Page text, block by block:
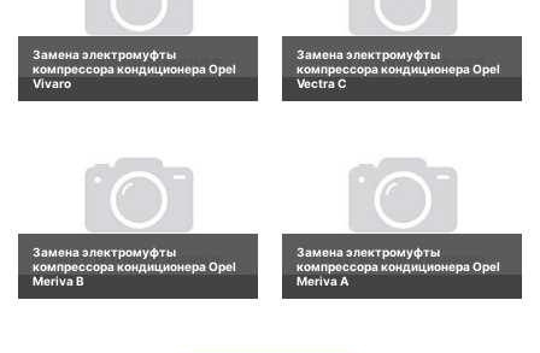
Замена электромуфты
компрессора кондиционера Opel
Vivaro
Замена электромуфты
компрессора кондиционера Opel
Vectra C
Замена электромуфты
компрессора кондиционера Opel
Meriva B
Замена электромуфты
компрессора кондиционера Opel
Meriva A